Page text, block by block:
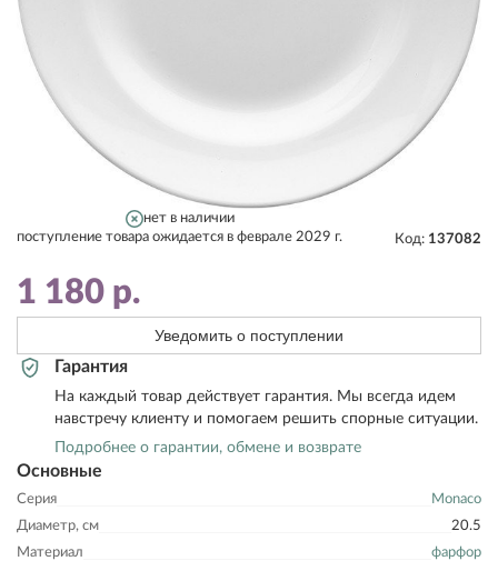
Основные
Серия
Monaco
Диаметр, см
20.5
Материал
фарфор
нет в наличии
поступление товара ожидается в феврале 2029 г.
Код: 137082
1 180 р.
Уведомить о поступлении
Гарантия
На каждый товар действует гарантия. Мы всегда идем
навстречу клиенту и помогаем решить спорные ситуации.
Подробнее о гарантии, обмене и возврате